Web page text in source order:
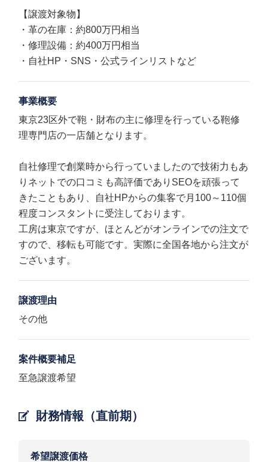
【譲渡対象物】
・革の在庫：約800万円相当
・修理設備：約400万円相当
・自社HP・SNS・公式ラインリストなど
事業概要
東京23区外で鞄・財布の主に修理を行っている鞄修
理専門店の一店舗となります。
自社修理で創業時から行っていましたので技術力もあ
りネットでの口コミも高評価でありSEOを頑張って
きたこともあり、自社HPからの集客で月100～110個
程度コンスタントに受注しております。
工房は東京ですが、ほとんどがオンラインでの注文で
すので、移転も可能です。実際に全国各地から注文が
ございます。
譲渡理由
その他
案件概要補足
至急譲渡希望
財務情報（直前期）
希望譲渡価格